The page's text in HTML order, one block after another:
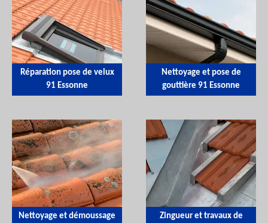
Réparation pose de velux
91 Essonne
Nettoyage et pose de
gouttière 91 Essonne
Nettoyage et démoussage
Zingueur et travaux de